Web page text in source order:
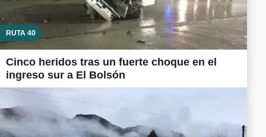
RUTA 40
Cinco heridos tras un fuerte choque en el
ingreso sur a El Bolsón